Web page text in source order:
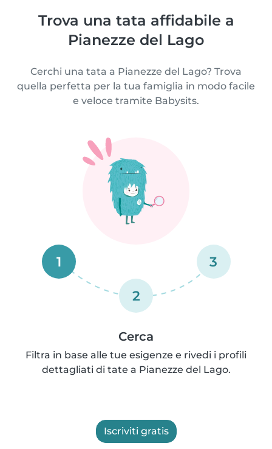
Trova una tata affidabile a
Pianezze del Lago
Cerchi una tata a Pianezze del Lago? Trova
quella perfetta per la tua famiglia in modo facile
e veloce tramite Babysits.
1
2
3
Cerca
Filtra in base alle tue esigenze e rivedi i profili
dettagliati di tate a Pianezze del Lago.
Iscriviti gratis